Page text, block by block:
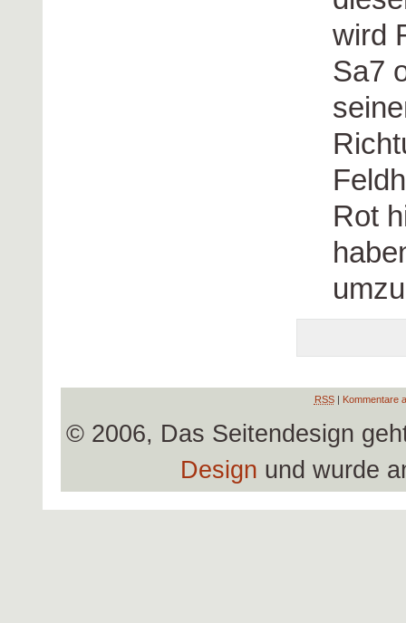
wird
Sa7
Rot
RSS| Kommentare
© 2006, Das Seitendesign
Design und wurde